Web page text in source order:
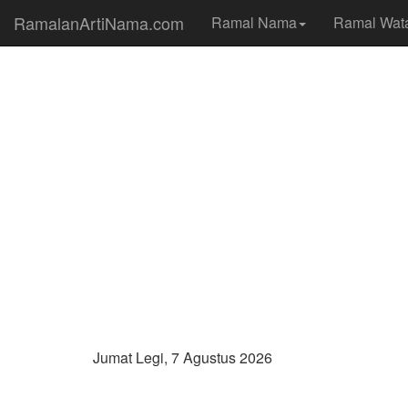
RamalanArtiNama.com Ramal Nama Ramal
Jumat Legi, 7 Agustus 2026